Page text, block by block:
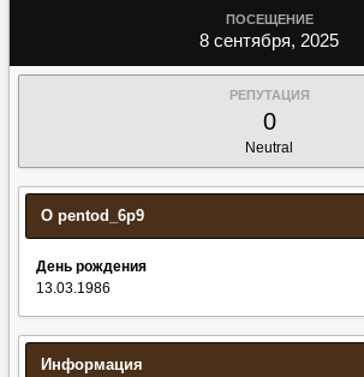
ПОСЕЩЕНИЕ
8 сентября, 2025
РЕПУТАЦИЯ
0
Neutral
О pentod_6p9
День рождения
13.03.1986
Информация